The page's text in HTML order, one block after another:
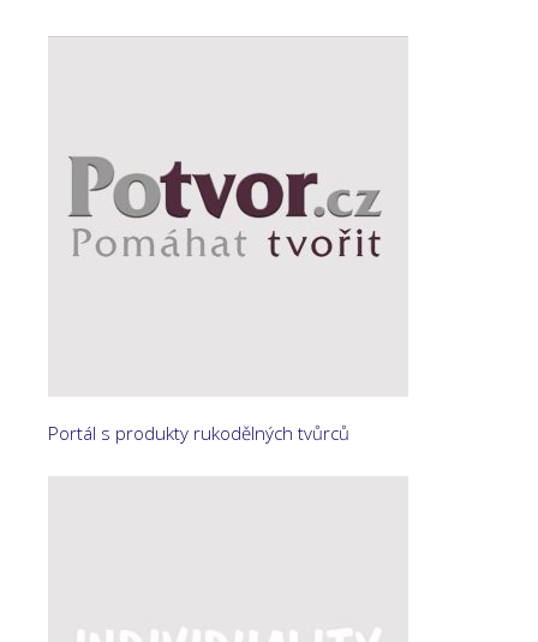
Portál s produkty rukodělných tvůrců